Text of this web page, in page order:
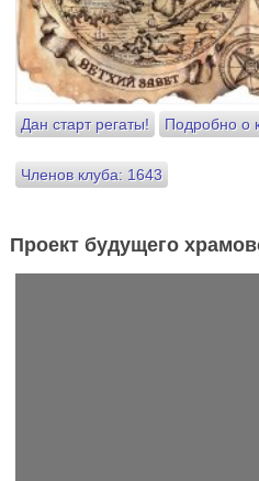
Дан старт регаты! Подробно о
Членов клуба: 1643
Проект будущего